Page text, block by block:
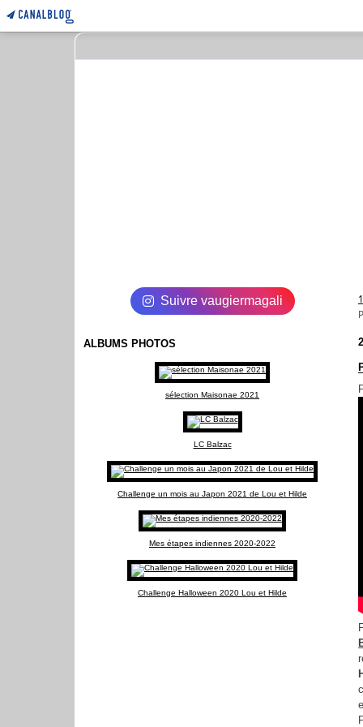
Suivre vaugiermagali
ALBUMS PHOTOS
sélection Maisonae 2021
LC Balzac
Challenge un mois au Japon 2021 de Lou et Hilde
Mes étapes indiennes 2020-2022
Challenge Halloween 2020 Lou et Hilde